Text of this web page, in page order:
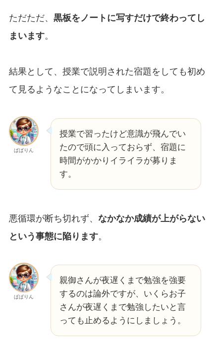
ただただ、 黒板をノートに写すだけで終わってし
まいます。
結果として、授業で説明された宿題をしても初め
て見るようなことになってしまいます。
ぱぱりん
授業で習ったけど意識が飛んでい
たので頭に入っておらず、宿題に
時間がかかりイライラが募りま
す。
悪循環が断ち切れず、 なかなか成績が上がらない
という事態に陥ります。
ぱぱりん
親御さんが夜遅くまで勉強を強要
するのは論外ですが、いくらお子
さんが夜遅くまで勉強したいと言
っても止めるようにしましょう。